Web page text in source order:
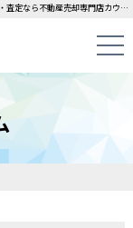
老後の住み替えのメリットとデメリット｜旭川・札幌の不動産売却・買取・査定なら不動産売却専門店カウイエにお任せください！中古一戸建て・マンション・土地の即日無料査定・即金買取を行っています！